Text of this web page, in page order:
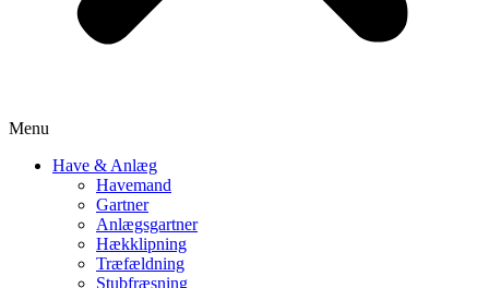
Menu
Have & Anlæg
Havemand
Gartner
Anlægsgartner
Hækklipning
Træfældning
Stubfræsning